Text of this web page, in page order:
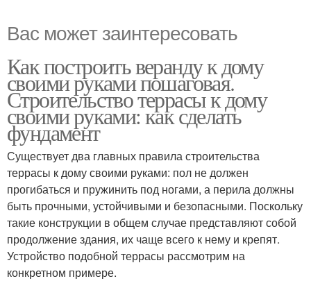
Вас может заинтересовать
Как построить веранду к дому
своими руками пошаговая.
Строительство террасы к дому
своими руками: как сделать
фундамент
Существует два главных правила строительства
террасы к дому своими руками: пол не должен
прогибаться и пружинить под ногами, а перила должны
быть прочными, устойчивыми и безопасными. Поскольку
такие конструкции в общем случае представляют собой
продолжение здания, их чаще всего к нему и крепят.
Устройство подобной террасы рассмотрим на
конкретном примере.